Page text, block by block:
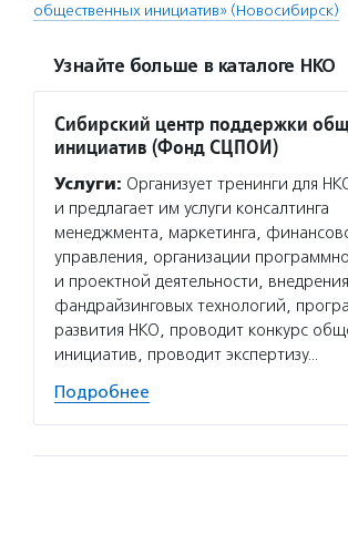
общественных инициатив» (Новосибирск)
Узнайте больше в каталоге НКО
Сибирский центр поддержки
инициатив (Фонд СЦПОИ)
Услуги: Организует тренинги для
и предлагает им услуги консалтинга
менеджмента, маркетинга,
управления, организации
и проектной деятельности, внедрения
фандрайзинговых технологий,
развития НКО, проводит конкурс
инициатив, проводит экспертизу…
Подробнее